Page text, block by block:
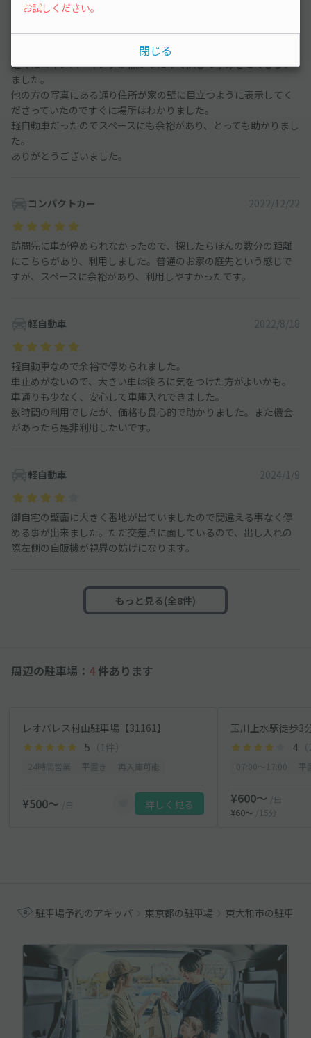
近くにコインパーキングが無かったので探して停めさせてもらい
ました。
他の方の写真にある通り住所が家の壁に目立つように表示してく
ださっていたのですぐに場所はわかりました。
軽自動車だったのでスペースにも余裕があり、とっても助かりまし
た。
ありがとうございました。
コンパクトカー 2022/12/22
訪問先に車が停められなかったので、探したらほんの数分の距離
にこちらがあり、利用しました。普通のお家の庭先という感じで
すが、スペースに余裕があり、利用しやすかったです。
軽自動車 2022/8/18
軽自動車なので余裕で停められました。
車止めがないので、大きい車は後ろに気をつけた方がよいかも。
車通りも少なく、安心して車庫入れできました。
数時間の利用でしたが、価格も良心的で助かりました。また機会
があったら是非利用したいです。
軽自動車 2024/1/9
御自宅の壁面に大きく番地が出ていましたので間違える事なく停
める事が出来ました。ただ交差点に面しているので、出し入れの
際左側の自販機が視界の妨げになります。
もっと見る(全8件)
周辺の駐車場： 4 件あります
レオパレス村山駐車場【31161】
5 （1件）
¥500〜 /日 詳しく見る
玉川上水駅徒歩3
4
¥600〜
/日
¥60〜
/15分
駐車場予約のアキッパ 東京都の駐車場 東大和市の駐車場
お試しください。
閉じる